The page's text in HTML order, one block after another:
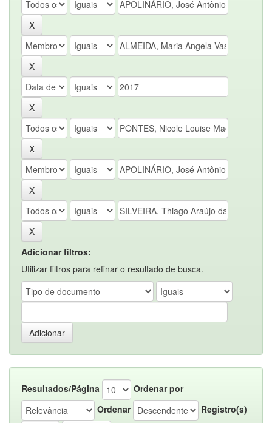
Adicionar filtros:
Utilizar filtros para refinar o resultado de busca.
Resultados/Página
Ordenar por
Ordenar
Registro(s)